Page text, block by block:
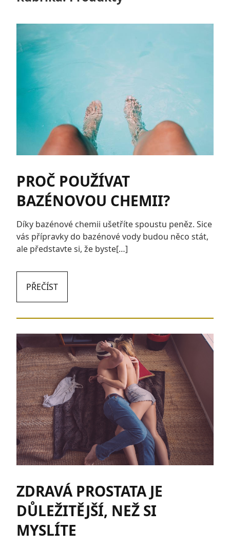
PROČ POUŽÍVAT
BAZÉNOVOU CHEMII?
Díky bazénové chemii ušetříte spoustu peněz. Sice
vás přípravky do bazénové vody budou něco stát,
ale představte si, že byste[…]
PŘEČÍST
ZDRAVÁ PROSTATA JE
DŮLEŽITĚJŠÍ, NEŽ SI
MYSLÍTE